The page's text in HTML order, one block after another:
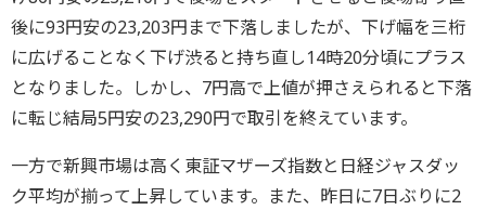
後に93円安の23,203円まで下落しましたが、下げ幅を三桁
に広げることなく下げ渋ると持ち直し14時20分頃にプラス
となりました。しかし、7円高で上値が押さえられると下落
に転じ結局5円安の23,290円で取引を終えています。
一方で新興市場は高く東証マザーズ指数と日経ジャスダッ
ク平均が揃って上昇しています。また、昨日に7日ぶりに2